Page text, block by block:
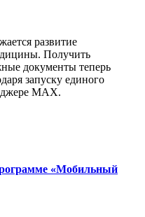
развитие
Получить
документы теперь
запуску единого
MAX.
«Мобильный